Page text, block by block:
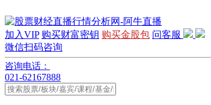
加入VIP 购买财富密钥 购买金股包 问客服
微信扫码咨询
咨询电话：
021-62167888